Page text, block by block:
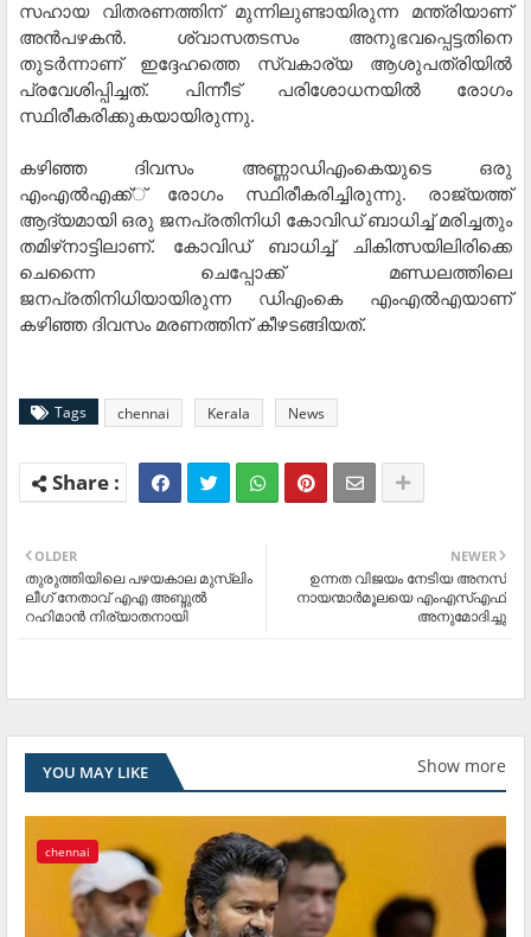
സഹായ വിതരണത്തിന് മുന്നിലുണ്ടായിരുന്ന മന്ത്രിയാണ്
അന്‍പഴകന്‍. ശ്വാസതടസം അനുഭവപ്പെട്ടതിനെ
തുടര്‍ന്നാണ് ഇദ്ദേഹത്തെ സ്വകാര്യ ആശുപത്രിയില്‍
പ്രവേശിപ്പിച്ചത്. പിന്നീട് പരിശോധനയില്‍ രോഗം
സ്ഥിരീകരിക്കുകയായിരുന്നു.
കഴിഞ്ഞ ദിവസം അണ്ണാഡിഎംകെയുടെ ഒരു
എംഎല്‍എക്ക്് രോഗം സ്ഥിരീകരിച്ചിരുന്നു. രാജ്യത്ത്
ആദ്യമായി ഒരു ജനപ്രതിനിധി കോവിഡ് ബാധിച്ച് മരിച്ചതും
തമിഴ്‌നാട്ടിലാണ്. കോവിഡ് ബാധിച്ച് ചികിത്സയിലിരിക്കെ
ചെന്നൈ ചെപ്പോക്ക് മണ്ഡലത്തിലെ
ജനപ്രതിനിധിയായിരുന്ന ഡിഎംകെ എംഎല്‍എയാണ്
കഴിഞ്ഞ ദിവസം മരണത്തിന് കീഴടങ്ങിയത്.
Tags chennai Kerala News
NEWER
ഉന്നത വിജയം നേടിയ അനസ്
നായന്മാര്‍മൂലയെ എംഎസ്എഫ്
അനുമോദിച്ചു
OLDER
തുരുത്തിയിലെ പഴയകാല മുസ്ലിം
ലീഗ് നേതാവ് എഎ അബ്ദുല്‍
റഹിമാന്‍ നിര്യാതനായി
YOU MAY LIKE Show more
chennai